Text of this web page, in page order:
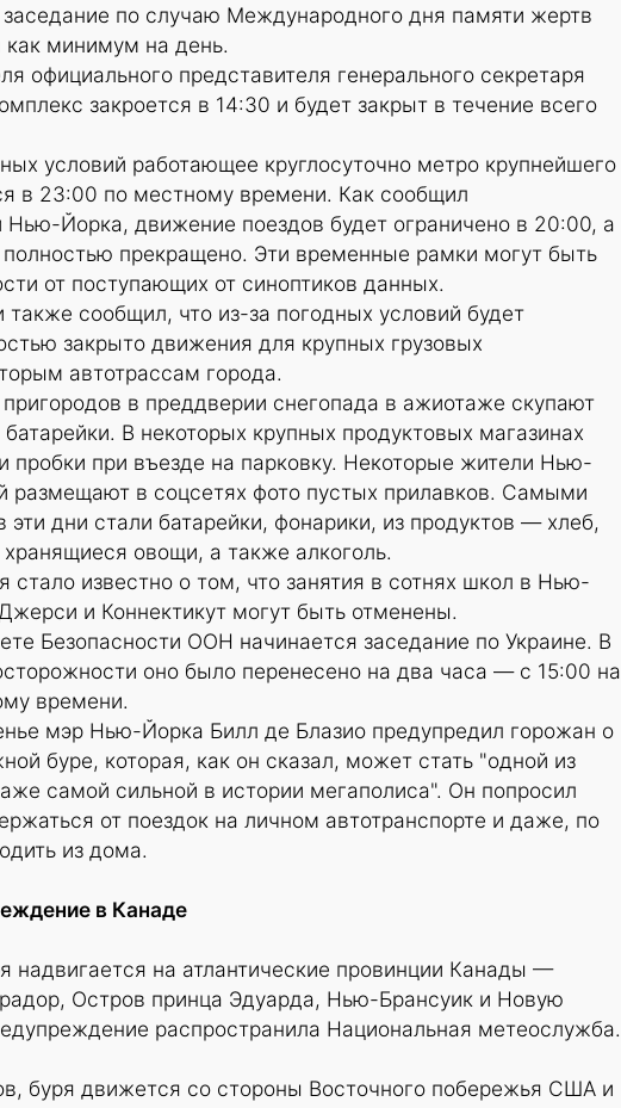
по случаю Международного дня памяти жертв
минимум на день.
официального представителя генерального секретаря
закроется в 14:30 и будет закрыт в течение всего
условий работающее круглосуточно метро крупнейшего
в 23:00 по местному времени. Как сообщил
Нью-Йорка, движение поездов будет ограничено в 20:00, а
полностью прекращено. Эти временные рамки могут быть
от поступающих от синоптиков данных.
также сообщил, что из-за погодных условий будет
закрыто движения для крупных грузовых
автотрассам города.
в преддверии снегопада в ажиотаже скупают
В некоторых крупных продуктовых магазинах
пробки при въезде на парковку. Некоторые жители Нью-
размещают в соцсетях фото пустых прилавков. Самыми
дни стали батарейки, фонарики, из продуктов — хлеб,
овощи, а также алкоголь.
стало известно о том, что занятия в сотнях школ в Нью-
и Коннектикут могут быть отменены.
Безопасности ООН начинается заседание по Украине. В
оно было перенесено на два часа — с 15:00 на
времени.
мэр Нью-Йорка Билл де Блазио предупредил горожан о
буре, которая, как он сказал, может стать "одной из
самой сильной в истории мегаполиса". Он попросил
от поездок на личном автотранспорте и даже, по
из дома.
в Канаде
надвигается на атлантические провинции Канады —
Остров принца Эдуарда, Нью-Брансуик и Новую
распространила Национальная метеослужба.
буря движется со стороны Восточного побережья США и